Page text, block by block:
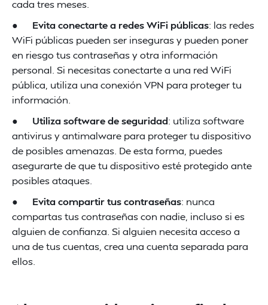
cada tres meses.
● Evita conectarte a redes WiFi públicas: las redes
WiFi públicas pueden ser inseguras y pueden poner
en riesgo tus contraseñas y otra información
personal. Si necesitas conectarte a una red WiFi
pública, utiliza una conexión VPN para proteger tu
información.
● Utiliza software de seguridad: utiliza software
antivirus y antimalware para proteger tu dispositivo
de posibles amenazas. De esta forma, puedes
asegurarte de que tu dispositivo esté protegido ante
posibles ataques.
● Evita compartir tus contraseñas: nunca
compartas tus contraseñas con nadie, incluso si es
alguien de confianza. Si alguien necesita acceso a
una de tus cuentas, crea una cuenta separada para
ellos.